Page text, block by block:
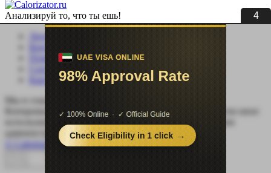
3
Анализируй то, что ты ешь!
Личный кабинет
Помощь сайту
Соцсети
Карта сайта
Копирование, перепечатка (целиком или частично) или иное
использование материала без письменного разрешения
администрации сайта Calorizator.ru не допускается.
© Calorizator.ru 2008-2026